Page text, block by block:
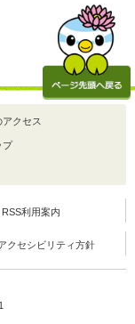
クセス
プ
RSS利用案内
クセシビリティ方針
1